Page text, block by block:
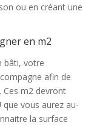
ou en créant une
en m2
bâti, votre
afin de
Ces m2 devront
vous aurez au-
la surface